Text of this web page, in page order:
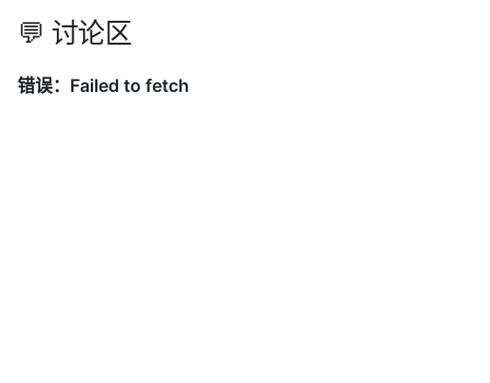
💬 讨论区